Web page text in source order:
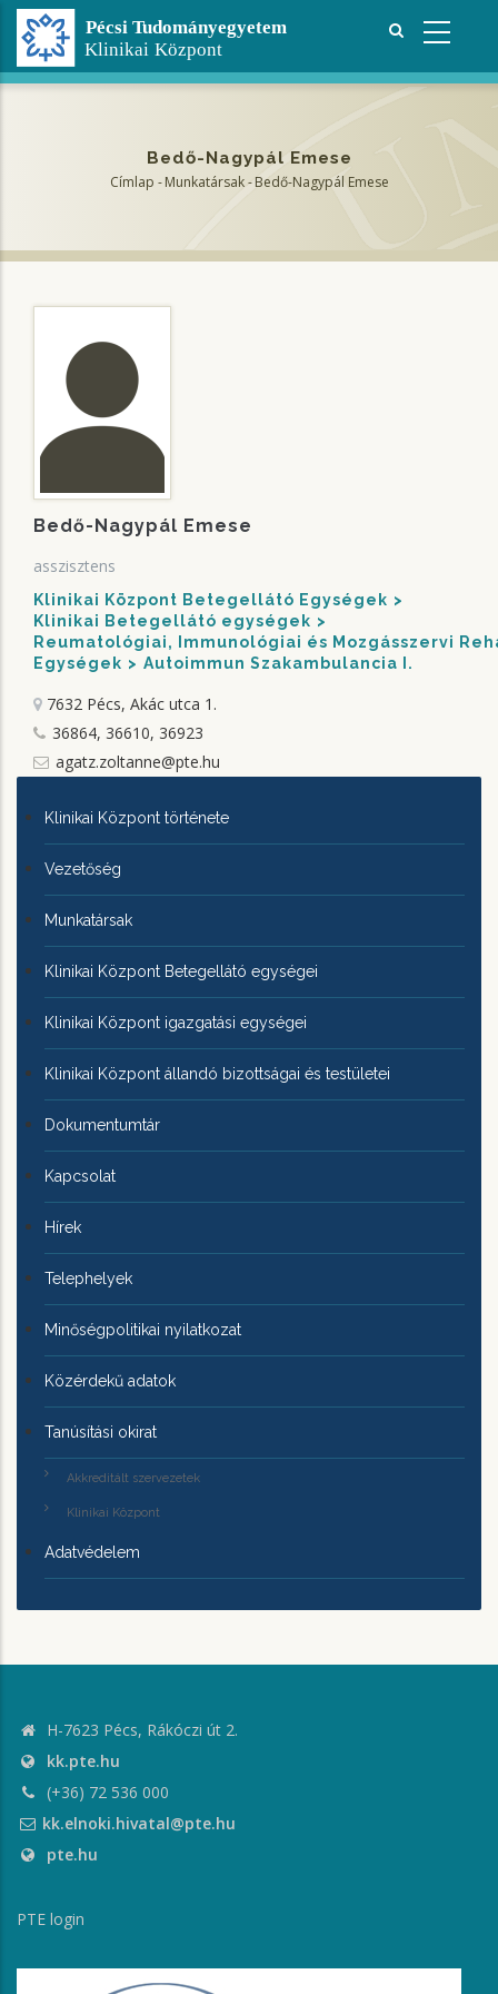
Ugrás
tartalomra
Bedő-Nagypál Emese
Címlap - Munkatársak - Bedő-Nagypál Emese
Bedő-Nagypál Emese
asszisztens
Klinikai Központ Betegellátó Egységek
Klinikai Betegellátó egységek
Reumatológiai, Immunológiai és Mozgásszervi
Egységek
Autoimmun Szakambulancia I.
7632 Pécs, Akác utca 1.
36864, 36610, 36923
agatz.zoltanne@pte.hu
KLINIKAI
KÖZPONTRÓL
Klinikai Központ története
Vezetőség
Munkatársak
Klinikai Központ Betegellátó egységei
Klinikai Központ igazgatási egységei
Klinikai Központ állandó bizottságai és testületei
Dokumentumtár
Kapcsolat
Hírek
Telephelyek
Minőségpolitikai nyilatkozat
Közérdekű adatok
Tanúsítási okirat
Akkreditált szervezetek
Klinikai Központ
Adatvédelem
H-7623 Pécs, Rákóczi út 2.
kk.pte.hu
(+36) 72 536 000
kk.elnoki.hivatal@pte.hu
pte.hu
PTE login